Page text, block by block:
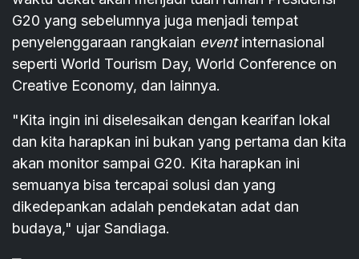
G20 yang sebelumnya juga menjadi tempat
penyelenggaraan rangkaian eventinternasional
seperti World Tourism Day, World Conference on
Creative Economy, dan lainnya.
"Kita ingin ini diselesaikan dengan kearifan lokal
dan kita harapkan ini bukan yang pertama dan kita
akan monitor sampai G20. Kita harapkan ini
semuanya bisa tercapai solusi dan yang
dikedepankan adalah pendekatan adat dan
budaya," ujar Sandiaga.